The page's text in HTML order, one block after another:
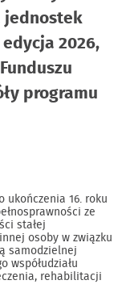
jednostek
2026,
programu
ukończenia 16. roku
ze
stałej
osoby w związku
samodzielnej
współudziału
rehabilitacji